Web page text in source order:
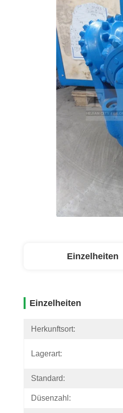
Einzelheiten
Einzelheiten
Herkunftsort:
Lagerart:
Standard:
Düsenzahl: